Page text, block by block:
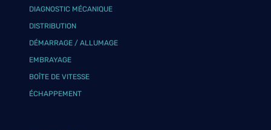
DIAGNOSTIC MÉCANIQUE
DISTRIBUTION
DÉMARRAGE / ALLUMAGE
EMBRAYAGE
BOÎTE DE VITESSE
ÉCHAPPEMENT